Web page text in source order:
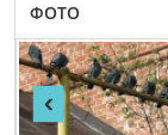
ФОТО
‹